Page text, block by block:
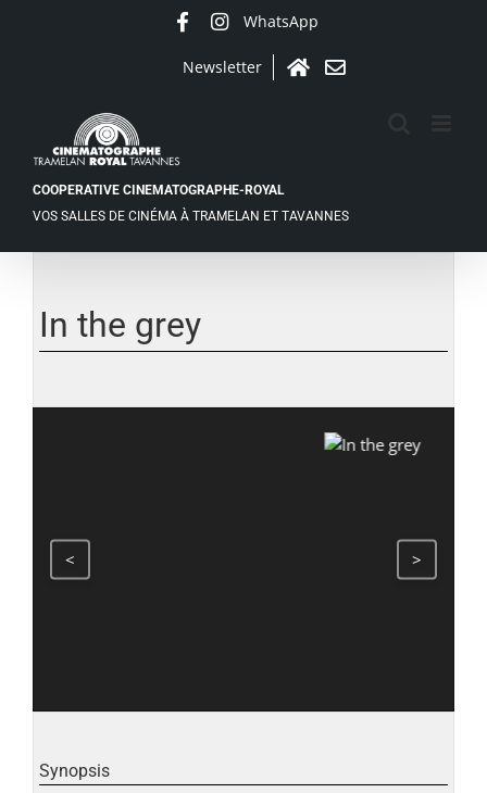
WhatsApp
Newsletter
AccueilContact
COOPERATIVE CINEMATOGRAPHE-ROYAL
VOS SALLES DE CINÉMA À TRAMELAN ET TAVANNES
agrandie
In the grey
< >
Synopsis